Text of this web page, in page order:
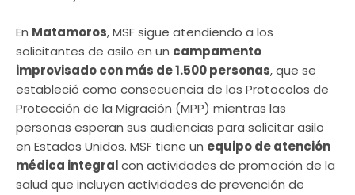
En Matamoros, MSF sigue atendiendo a los
solicitantes de asilo en un campamento
improvisado con más de 1.500 personas, que se
estableció como consecuencia de los Protocolos de
Protección de la Migración (MPP) mientras las
personas esperan sus audiencias para solicitar asilo
en Estados Unidos. MSF tiene un equipo de atención
médica integralcon actividades de promoción de la
salud que incluyen actividades de prevención de